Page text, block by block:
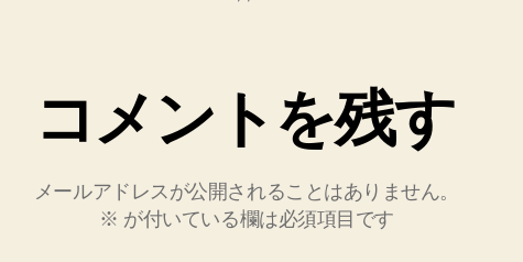
コメントを残す
メールアドレスが公開されることはありません。
※ が付いている欄は必須項目です